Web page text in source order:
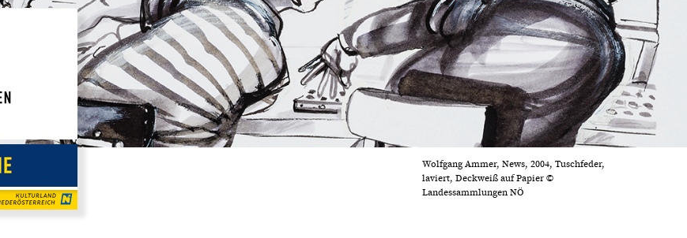
Wolfgang Ammer, News, 2004, Tuschfeder,
laviert, Deckweiß auf Papier ©
Landessammlungen NÖ